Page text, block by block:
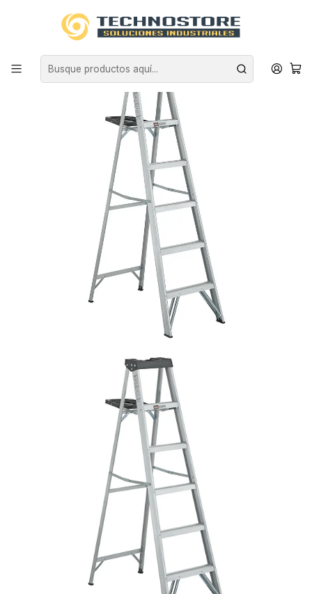
EQUIPAMIENTO INDUSTRIAL
ESCALERA ALUMINIO TIJERA 1.83 M CAPACIDAD 90 KG CUPRUM